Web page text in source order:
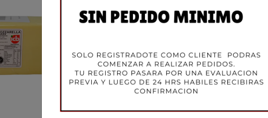
¡Últimas unidades!
Formato